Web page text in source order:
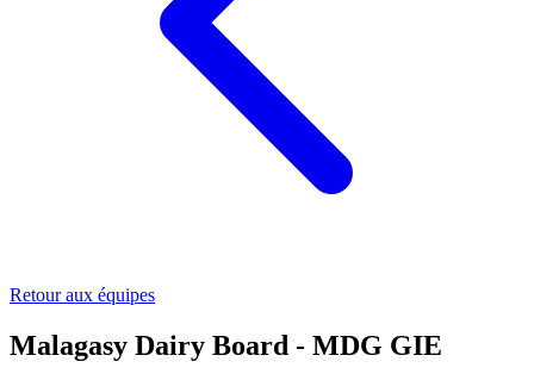
Retour aux équipes
Malagasy Dairy Board - MDG GIE